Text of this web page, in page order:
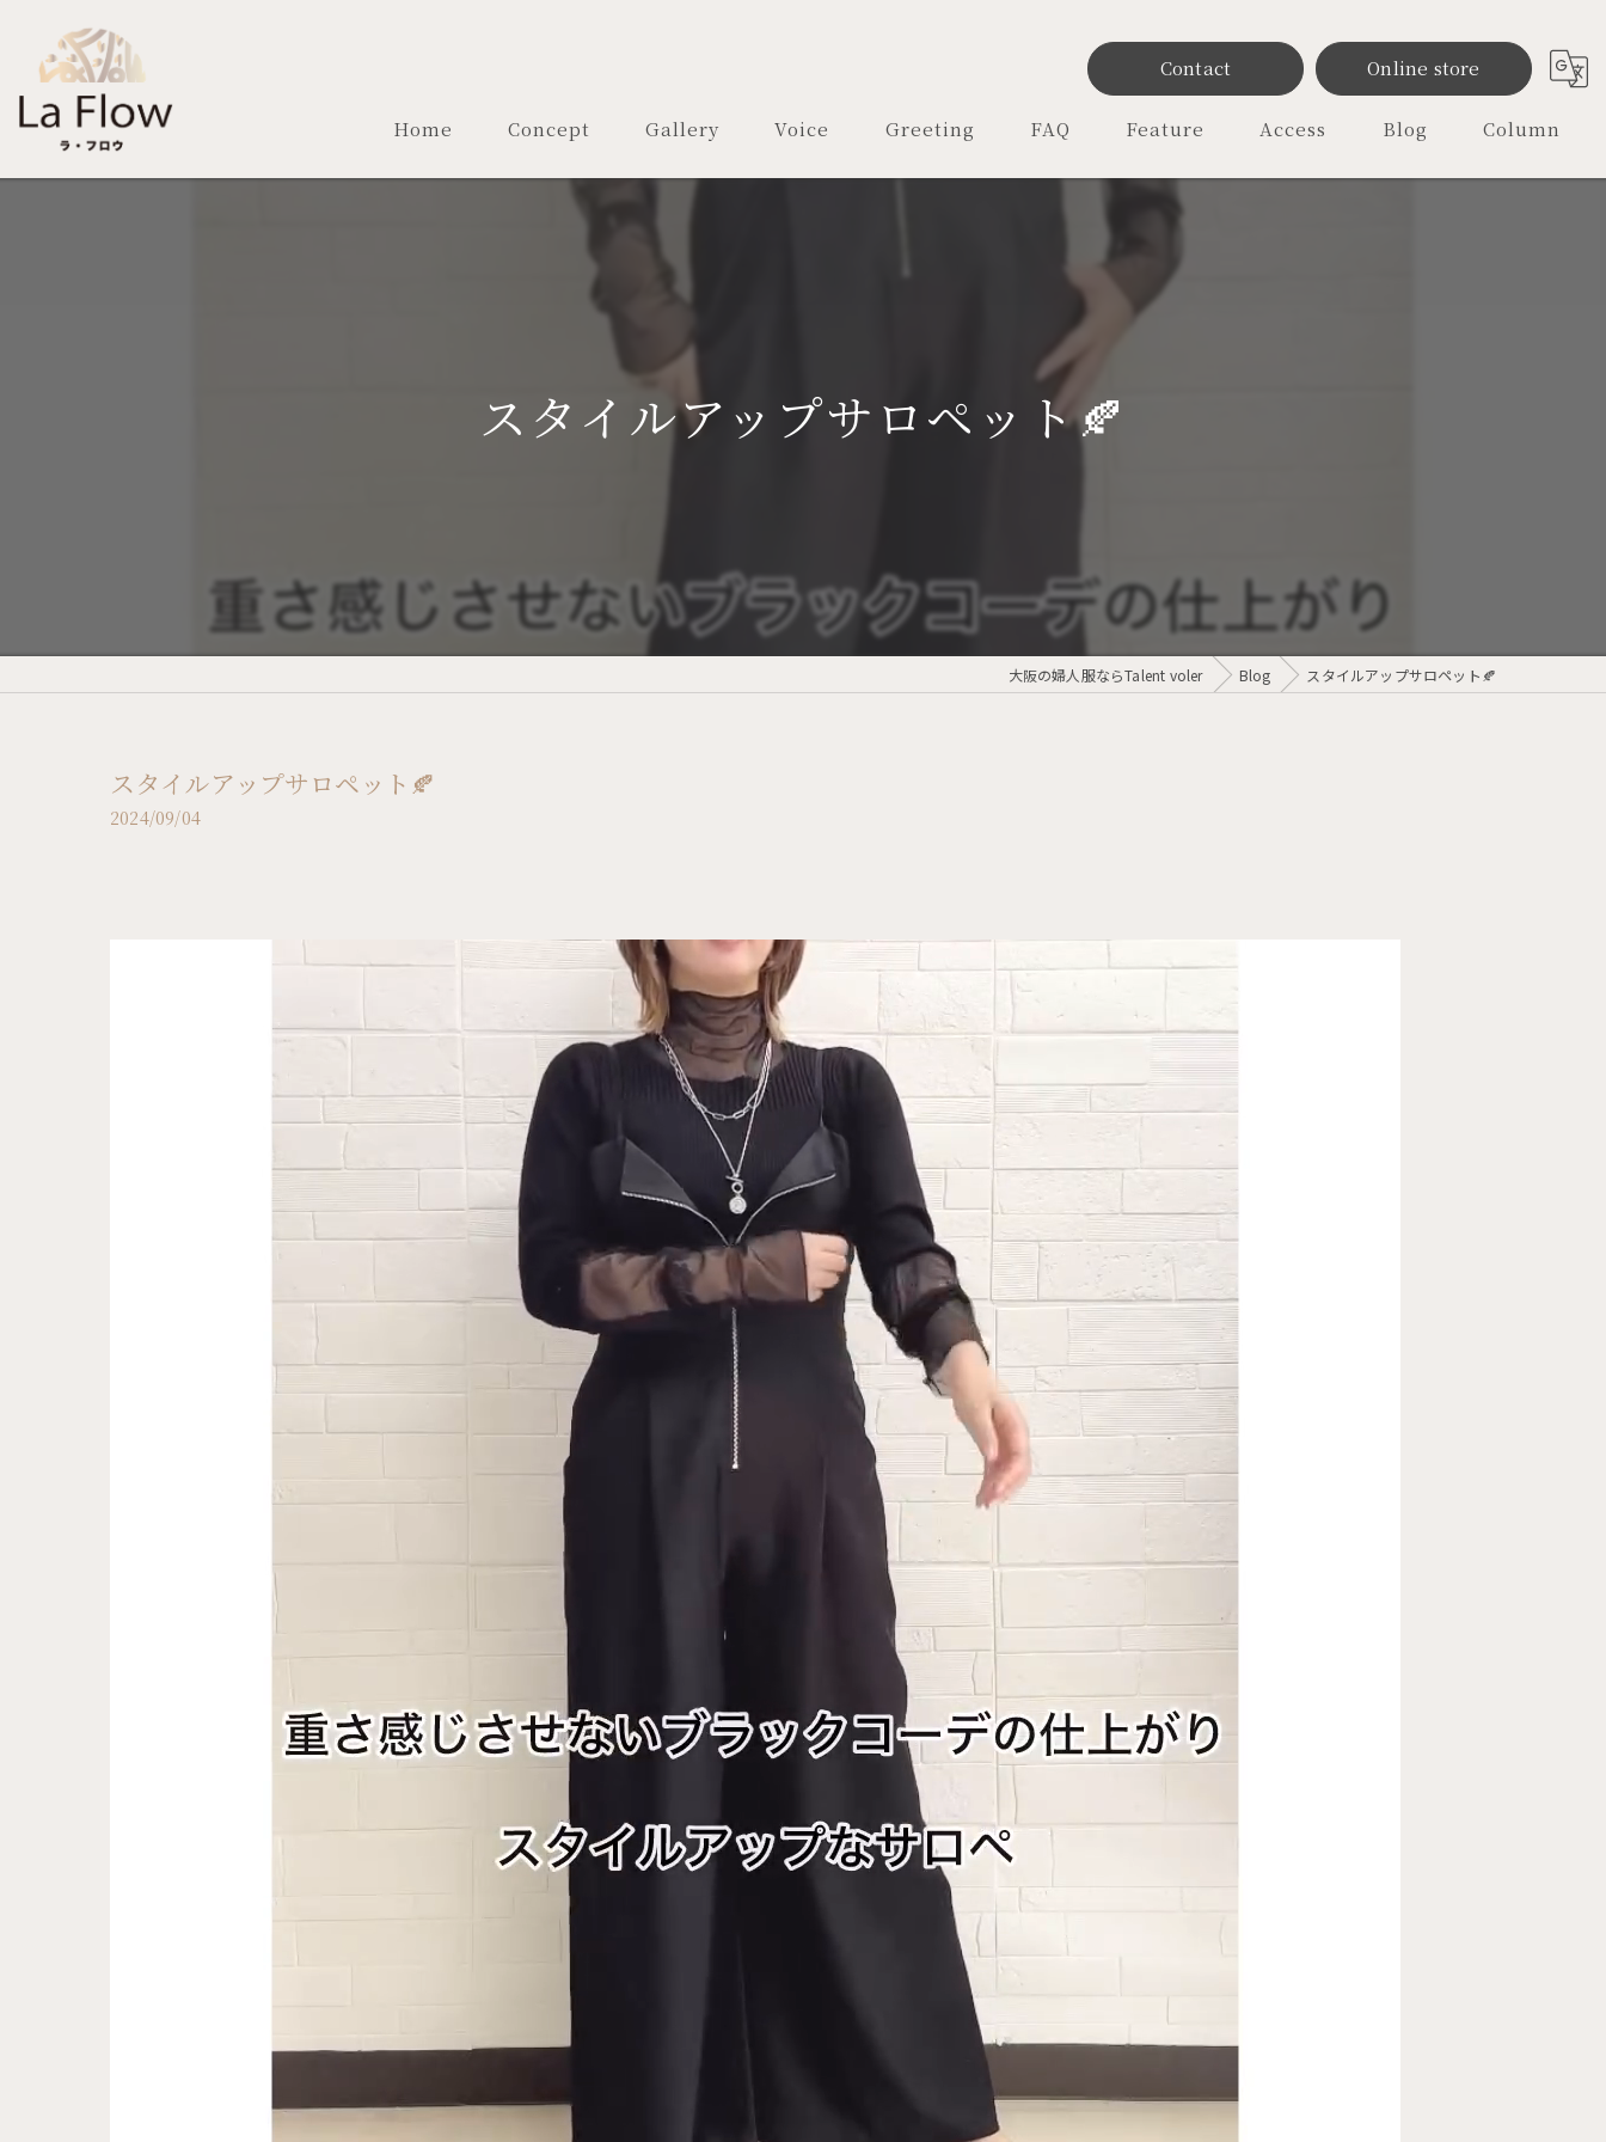
Contact Online store
Home Concept Gallery Voice Greeting FAQ Feature
ファッション
レディース
Access Blog Column
スタイルアップサロペット🍂
大阪の婦人服ならTalent voler Blog スタイルアップサロペット🍂
スタイルアップサロペット🍂
2024/09/04